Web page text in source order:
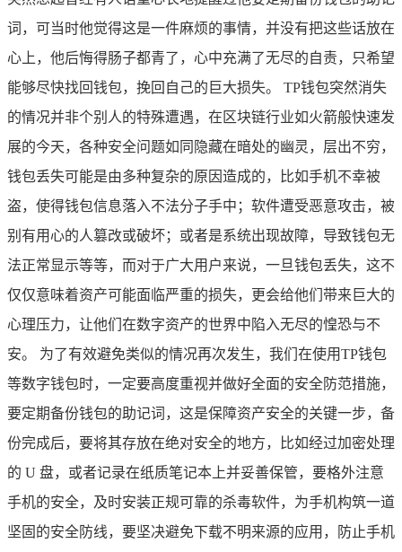
词，可当时他觉得这是一件麻烦的事情，并没有把这些话放在
心上，他后悔得肠子都青了，心中充满了无尽的自责，只希望
能够尽快找回钱包，挽回自己的巨大损失。 TP钱包突然消失
的情况并非个别人的特殊遭遇，在区块链行业如火箭般快速发
展的今天，各种安全问题如同隐藏在暗处的幽灵，层出不穷，
钱包丢失可能是由多种复杂的原因造成的，比如手机不幸被
盗，使得钱包信息落入不法分子手中；软件遭受恶意攻击，被
别有用心的人篡改或破坏；或者是系统出现故障，导致钱包无
法正常显示等等，而对于广大用户来说，一旦钱包丢失，这不
仅仅意味着资产可能面临严重的损失，更会给他们带来巨大的
心理压力，让他们在数字资产的世界中陷入无尽的惶恐与不
安。 为了有效避免类似的情况再次发生，我们在使用TP钱包
等数字钱包时，一定要高度重视并做好全面的安全防范措施，
要定期备份钱包的助记词，这是保障资产安全的关键一步，备
份完成后，要将其存放在绝对安全的地方，比如经过加密处理
的 U 盘，或者记录在纸质笔记本上并妥善保管，要格外注意
手机的安全，及时安装正规可靠的杀毒软件，为手机构筑一道
坚固的安全防线，要坚决避免下载不明来源的应用，防止手机